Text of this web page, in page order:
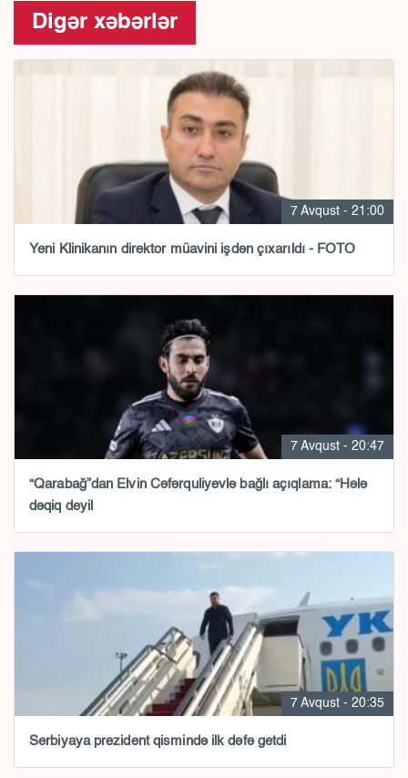
Digər xəbərlər
7 Avqust - 21:00
Yeni Klinikanın direktor müavini işdən çıxarıldı - FOTO
7 Avqust - 20:47
“Qarabağ”dan Elvin Cəfərquliyevlə bağlı açıqlama: “Hələ
dəqiq deyil
7 Avqust - 20:35
Serbiyaya prezident qismində ilk dəfə getdi